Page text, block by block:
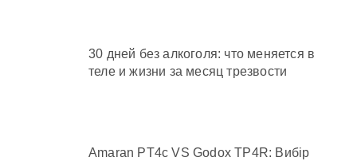
30 дней без алкоголя: что меняется в
теле и жизни за месяц трезвости
Amaran PT4c VS Godox TP4R: Вибір